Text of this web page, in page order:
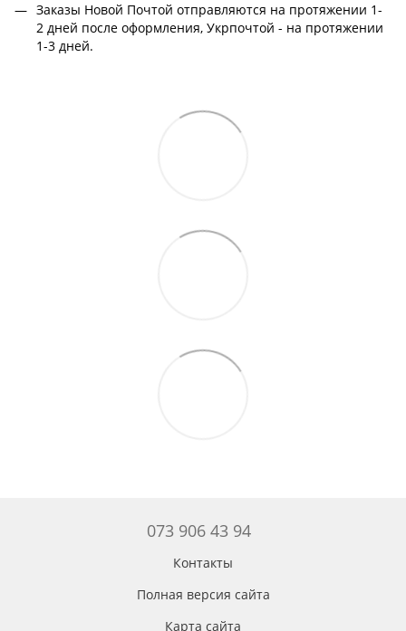
Заказы Новой Почтой отправляются на протяжении 1-
2 дней после оформления, Укрпочтой - на протяжении
1-3 дней.
073 906 43 94
Контакты
Полная версия сайта
Карта сайта